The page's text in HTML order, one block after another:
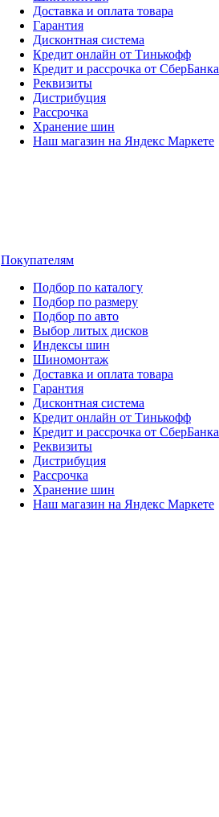
Доставка и оплата товара
Гарантия
Дисконтная система
Кредит онлайн от Тинькофф
Кредит и рассрочка от СберБанка
Реквизиты
Дистрибуция
Рассрочка
Хранение шин
Наш магазин на Яндекс Маркете
Покупателям
Подбор по каталогу
Подбор по размеру
Подбор по авто
Выбор литых дисков
Индексы шин
Шиномонтаж
Доставка и оплата товара
Гарантия
Дисконтная система
Кредит онлайн от Тинькофф
Кредит и рассрочка от СберБанка
Реквизиты
Дистрибуция
Рассрочка
Хранение шин
Наш магазин на Яндекс Маркете